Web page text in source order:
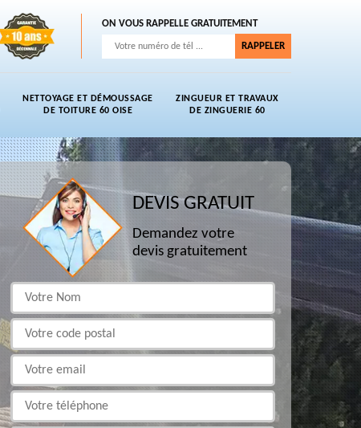
ON VOUS RAPPELLE GRATUITEMENT
NETTOYAGE ET DÉMOUSSAGE
DE TOITURE 60 OISE
ZINGUEUR ET TRAVAUX
DE ZINGUERIE 60
DEVIS GRATUIT
Demandez votre
devis gratuitement